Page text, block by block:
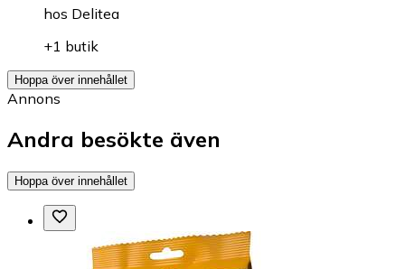
hos Delitea
+1 butik
Hoppa över innehållet
Annons
Andra besökte även
Hoppa över innehållet